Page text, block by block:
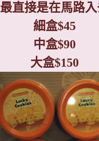
最直接是在馬路
細盒$45
中盒$90
大盒$150